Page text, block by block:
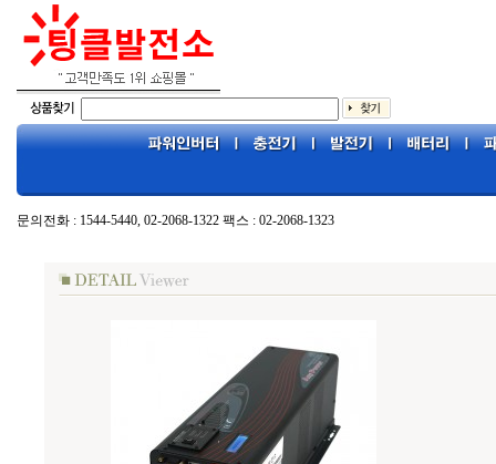
문의전화 : 1544-5440, 02-2068-1322 팩스 : 02-2068-1323